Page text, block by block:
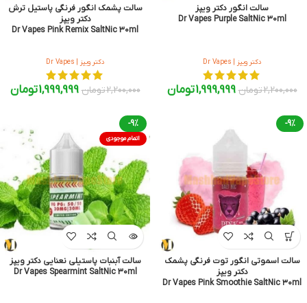
سالت انگور دکتر ویپز
Dr Vapes Purple SaltNic 30ml
دکتر ویپز | Dr Vapes
2,200,000تومان 1,999,999تومان
سالت پشمک انگور فرنگی پاستیل ترش
دکتر ویپز
Dr Vapes Pink Remix SaltNic 30ml
دکتر ویپز | Dr Vapes
2,200,000تومان 1,999,999تومان
-9%
سالت اسموتی انگور توت فرنگی پشمک
دکتر ویپز
Dr Vapes Pink Smoothie SaltNic ۳۰ml
-9%
اتمام موجودی
سالت آبنبات پاستیلی نعنایی دکتر ویپز
Dr Vapes Spearmint SaltNic 30ml